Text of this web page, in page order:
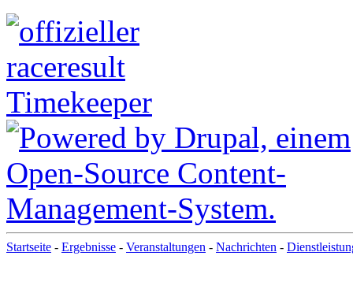
Startseite - Ergebnisse - Veranstaltungen - Nachrichten -